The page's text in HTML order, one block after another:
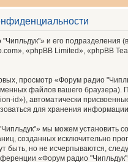
и его
«phpBB Limited», «phpBB
просмотр «Форум радио
файлов вашего
id»), автоматически
для хранения
мы можем установить
созданных исключительно
быть, но не исчерпываются,
«Форум радио